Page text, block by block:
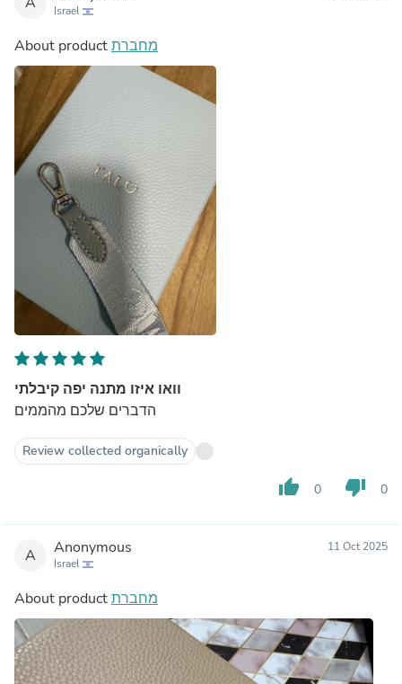
Israel
About productמחברת
וואו איזו מתנה יפה קיבלתי
הדברים שלכם מהממים
Review collected organically
thumb_up 0 thumb_down 0
A Anonymous
Israel
11 Oct 2025
About productמחברת